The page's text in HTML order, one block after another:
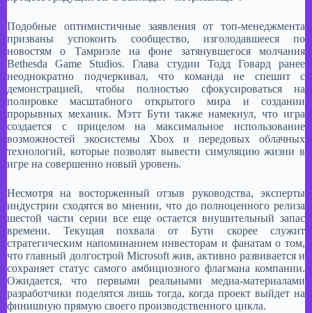
Подобные оптимистичные заявления от топ-менеджмента
призваны успокоить сообщество, изголодавшееся по
новостям о Тамриэле на фоне затянувшегося молчания
Bethesda Game Studios. Глава студии Тодд Говард ранее
неоднократно подчеркивал, что команда не спешит с
демонстрацией, чтобы полностью сфокусироваться на
полировке масштабного открытого мира и создании
прорывных механик. Мэтт Бути также намекнул, что игра
создается с прицелом на максимальное использование
возможностей экосистемы Xbox и передовых облачных
технологий, которые позволят вывести симуляцию жизни в
игре на совершенно новый уровень.​
Несмотря на восторженный отзыв руководства, эксперты
индустрии сходятся во мнении, что до полноценного релиза
шестой части серии все еще остается внушительный запас
времени. Текущая похвала от Бути скорее служит
стратегическим напоминанием инвесторам и фанатам о том,
что главный долгострой Microsoft жив, активно развивается и
сохраняет статус самого амбициозного флагмана компании.
Ожидается, что первыми реальными медиа-материалами
разработчики поделятся лишь тогда, когда проект выйдет на
финишную прямую своего производственного цикла.